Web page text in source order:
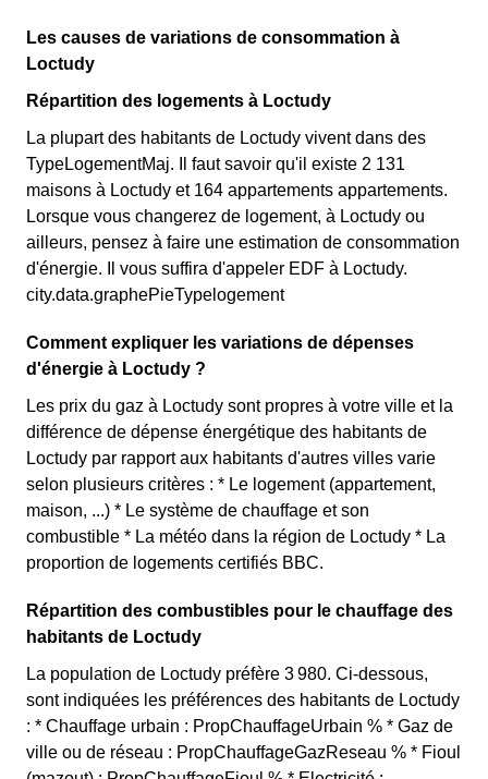
Les causes de variations de consommation à
Loctudy
Répartition des logements à Loctudy
La plupart des habitants de Loctudy vivent dans des
TypeLogementMaj. Il faut savoir qu'il existe 2 131
maisons à Loctudy et 164 appartements appartements.
Lorsque vous changerez de logement, à Loctudy ou
ailleurs, pensez à faire une estimation de consommation
d'énergie. Il vous suffira d'appeler EDF à Loctudy.
city.data.graphePieTypelogement
Comment expliquer les variations de dépenses
d'énergie à Loctudy ?
Les prix du gaz à Loctudy sont propres à votre ville et la
différence de dépense énergétique des habitants de
Loctudy par rapport aux habitants d'autres villes varie
selon plusieurs critères : * Le logement (appartement,
maison, ...) * Le système de chauffage et son
combustible * La météo dans la région de Loctudy * La
proportion de logements certifiés BBC.
Répartition des combustibles pour le chauffage des
habitants de Loctudy
La population de Loctudy préfère 3 980. Ci-dessous,
sont indiquées les préférences des habitants de Loctudy
: * Chauffage urbain : PropChauffageUrbain % * Gaz de
ville ou de réseau : PropChauffageGazReseau % * Fioul